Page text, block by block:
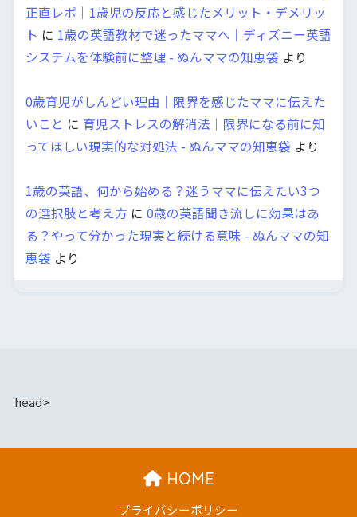
正直レポ｜1歳児の反応と感じたメリット・デメリッ
ト に 1歳の英語教材で迷ったママへ｜ディズニー英語
システムを体験前に整理 - ぬんママの知恵袋 より
0歳育児がしんどい理由｜限界を感じたママに伝えた
いこと に 育児ストレスの解消法｜限界になる前に知
ってほしい現実的な対処法 - ぬんママの知恵袋 より
1歳の英語、何から始める？迷うママに伝えたい3つ
の選択肢と考え方 に 0歳の英語聞き流しに効果はあ
る？やって分かった現実と続ける意味 - ぬんママの知
恵袋 より
head>
HOME
プライバシーポリシー